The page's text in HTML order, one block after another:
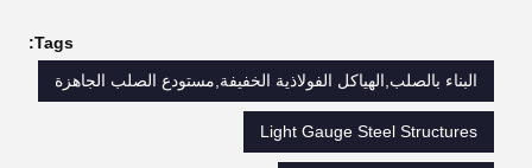
Tags:
البناء بالصلب,الهياكل الفولاذية الخفيفة,مستودع الصلب الجاهزة
Light Gauge Steel Structures